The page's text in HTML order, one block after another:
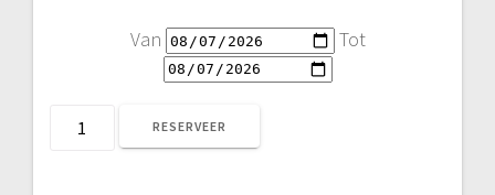
Van Tot
Shure
SM58
RESERVEER